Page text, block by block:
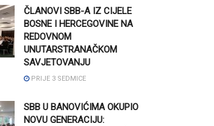
ČLANOVI SBB-A IZ CIJELE
BOSNE I HERCEGOVINE NA
REDOVNOM
UNUTARSTRANAČKOM
SAVJETOVANJU
PRIJE 3 SEDMICE
SBB U BANOVIĆIMA OKUPIO
NOVU GENERACIJU: